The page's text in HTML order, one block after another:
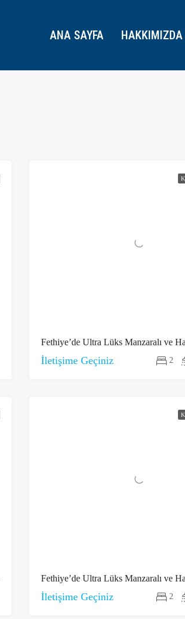
ANA SAYFA HAKKIMIZDA
İletişime Geçiniz 2
İletişime Geçiniz 2